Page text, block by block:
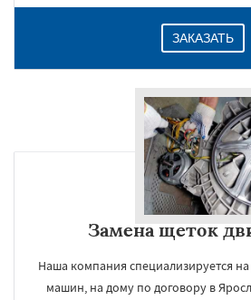
ЗАКАЗАТЬ
Замена щеток
Наша компания специализируется
машин, на дому по договору в